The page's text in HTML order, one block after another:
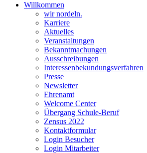
Willkommen
wir nordeln.
Karriere
Aktuelles
Veranstaltungen
Bekanntmachungen
Ausschreibungen
Interessen­bekundungsverfahren
Presse
Newsletter
Ehrenamt
Welcome Center
Übergang Schule-Beruf
Zensus 2022
Kontaktformular
Login Besucher
Login Mitarbeiter